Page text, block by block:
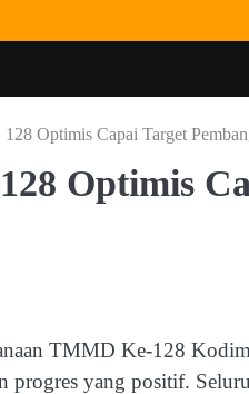
Optimis Capai Target
Optimis
TMMD Ke-128
progres yang positif.